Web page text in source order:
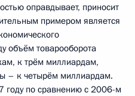
оправдывает, приносит
примером является
объём товарооборота
к трём миллиардам,
– к четырём миллиардам.
году по сравнению с 2006-м